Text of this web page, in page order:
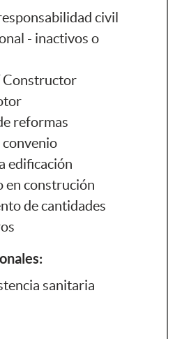
civil
- inactivos o
Constructor
reformas
edificación
en construción
de cantidades
sanitaria